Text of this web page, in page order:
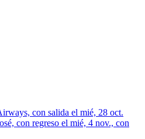
con salida el mié, 28 oct.
con regreso el mié, 4 nov., con